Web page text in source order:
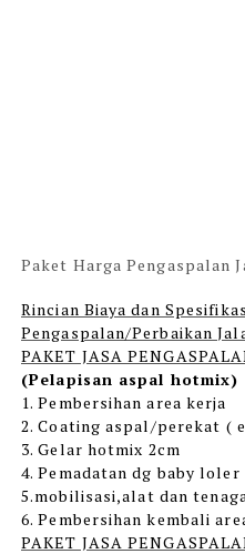
Paket Harga Pengaspalan
Rincian Biaya dan
Pengaspalan/Perbaikan
PAKET JASA
(Pelapisan aspal hotmix)
1. Pembersihan area kerja
2. Coating aspal/perekat (
3. Gelar hotmix 2cm
4. Pemadatan dg baby loler
5.mobilisasi,alat dan
6. Pembersihan kembali
PAKET JASA